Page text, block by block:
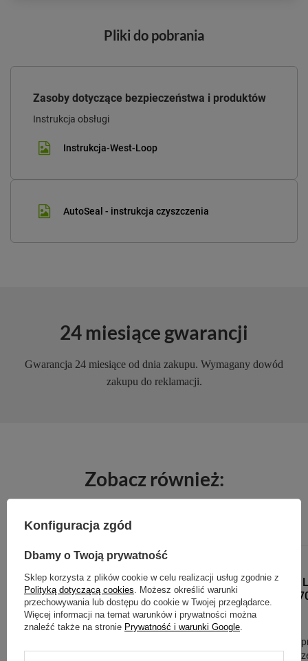
Pliki do pobrania
Zasoby dotyczące bezpieczeństwa i produktów
Instrukcja obsługi
Instrukcja-West-Loop
AutoSeal - instrukcja czyszczenia
24 miesiące gwarancji
Gwarancja 24 miesiące od dnia zakupu. Wymagany dowód
zakupu do reklamacji.
Zobacz również:
PROMOCJA PRZECENA
Contigo West
termiczny -
94,99 zł
Najniższa cena
przed
Konfiguracja zgód
Dbamy o Twoją prywatność
Sklep korzysta z plików cookie w celu realizacji usług zgodnie z
Polityką dotyczącą cookies . Możesz określić warunki
przechowywania lub dostępu do cookie w Twojej przeglądarce.
Więcej informacji na temat warunków i prywatności można
znaleźć także na stronie Prywatność i warunki Google